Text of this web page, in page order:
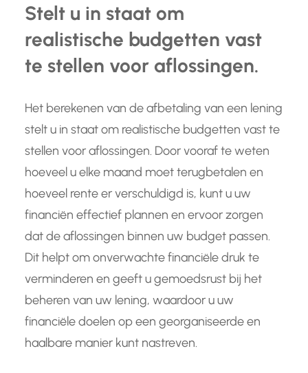
Stelt u in staat om
realistische budgetten vast
te stellen voor aflossingen.
Het berekenen van de afbetaling van een lening
stelt u in staat om realistische budgetten vast te
stellen voor aflossingen. Door vooraf te weten
hoeveel u elke maand moet terugbetalen en
hoeveel rente er verschuldigd is, kunt u uw
financiën effectief plannen en ervoor zorgen
dat de aflossingen binnen uw budget passen.
Dit helpt om onverwachte financiële druk te
verminderen en geeft u gemoedsrust bij het
beheren van uw lening, waardoor u uw
financiële doelen op een georganiseerde en
haalbare manier kunt nastreven.